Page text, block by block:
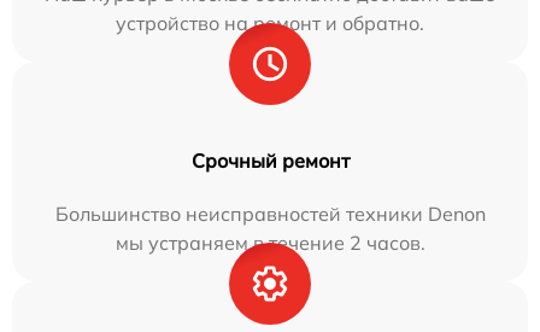
устройство на ремонт и обратно.
Срочный ремонт
Большинство неисправностей техники Denon
мы устраняем в течение 2 часов.